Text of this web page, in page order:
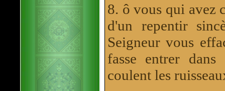
8. ô vous qui avez
d'un repentir
Seigneur vous
fasse entrer dans
coulent les